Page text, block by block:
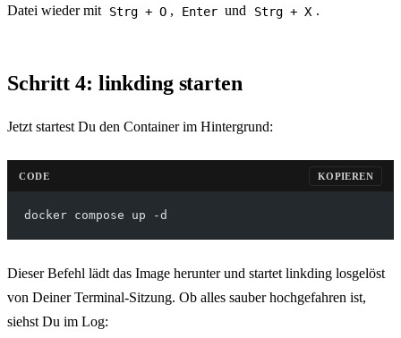
Datei wieder mit Strg + O , Enter und Strg + X .
Schritt 4: linkding starten
Jetzt startest Du den Container im Hintergrund:
CODE KOPIEREN
docker compose up -d
Dieser Befehl lädt das Image herunter und startet linkding losgelöst
von Deiner Terminal-Sitzung. Ob alles sauber hochgefahren ist,
siehst Du im Log: